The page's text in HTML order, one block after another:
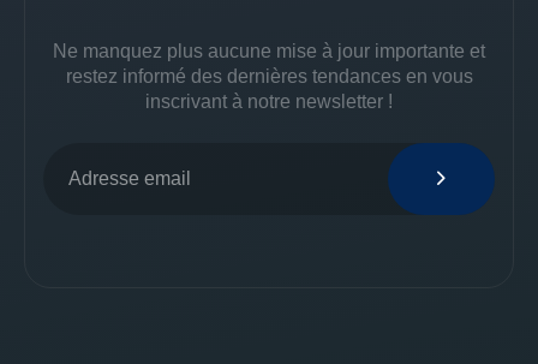
Ne manquez plus aucune mise à jour importante et
restez informé des dernières tendances en vous
inscrivant à notre newsletter !